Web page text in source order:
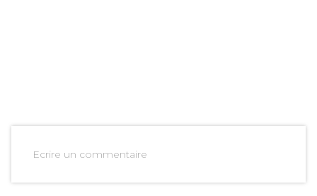
Ecrire un commentaire